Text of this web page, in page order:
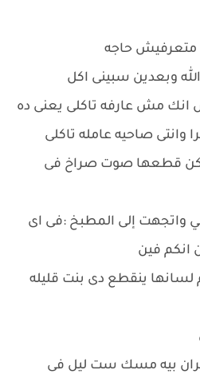
متعرفيش حاجه
وبعدين سبينى اكل
مش عارفه تاكلى يعنى ده
وانتى صاحيه عامله تاكلى
قطعها صوت صراخ فى
واتجهت إلى المطبخ :فى اى
انكم فين
لسانها ينقطع دى بنت قليله
بيه مسك ست ليل فى